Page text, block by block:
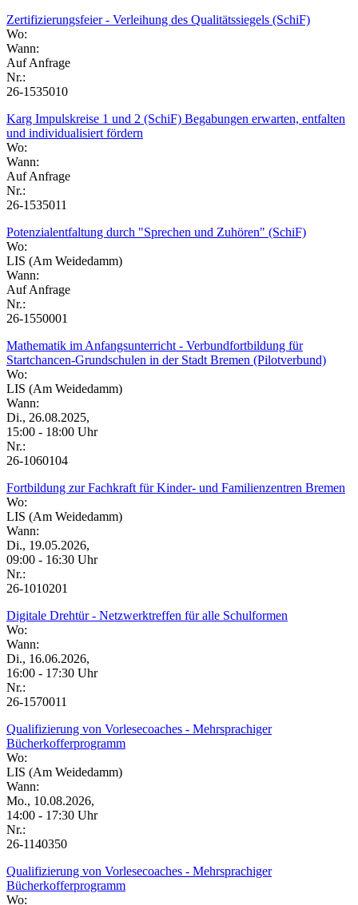
Zertifizierungsfeier - Verleihung des Qualitätssiegels (SchiF)
Wo:
Wann:
Auf Anfrage
Nr.:
26-1535010
Karg Impulskreise 1 und 2 (SchiF) Begabungen erwarten, entfalten
und individualisiert fördern
Wo:
Wann:
Auf Anfrage
Nr.:
26-1535011
Potenzialentfaltung durch "Sprechen und Zuhören" (SchiF)
Wo:
LIS (Am Weidedamm)
Wann:
Auf Anfrage
Nr.:
26-1550001
Mathematik im Anfangsunterricht - Verbundfortbildung für
Startchancen-Grundschulen in der Stadt Bremen (Pilotverbund)
Wo:
LIS (Am Weidedamm)
Wann:
Di., 26.08.2025,
15:00 - 18:00 Uhr
Nr.:
26-1060104
Fortbildung zur Fachkraft für Kinder- und Familienzentren Bremen
Wo:
LIS (Am Weidedamm)
Wann:
Di., 19.05.2026,
09:00 - 16:30 Uhr
Nr.:
26-1010201
Digitale Drehtür - Netzwerktreffen für alle Schulformen
Wo:
Wann:
Di., 16.06.2026,
16:00 - 17:30 Uhr
Nr.:
26-1570011
Qualifizierung von Vorlesecoaches - Mehrsprachiger
Bücherkofferprogramm
Wo:
LIS (Am Weidedamm)
Wann:
Mo., 10.08.2026,
14:00 - 17:30 Uhr
Nr.:
26-1140350
Qualifizierung von Vorlesecoaches - Mehrsprachiger
Bücherkofferprogramm
Wo: